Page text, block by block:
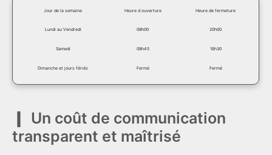
Jour de la semaine Heure d ouverture Heure de fermeture
Lundi au Vendredi 08h00 20h00
Samedi 08h45 16h30
Dimanche et jours fériés Fermé Fermé
Un coût de communication
transparent et maîtrisé